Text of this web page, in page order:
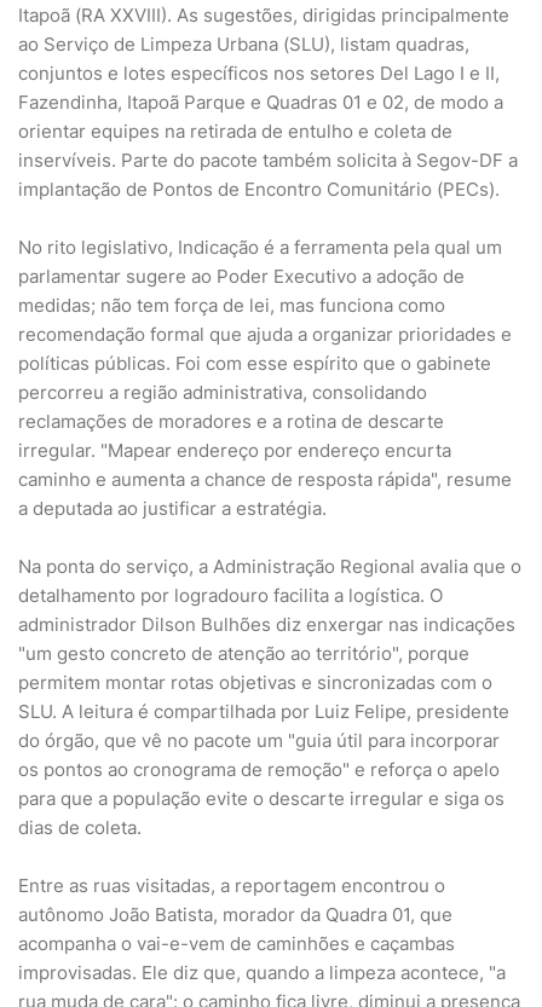
Itapoã (RA XXVIII). As sugestões, dirigidas principalmente
ao Serviço de Limpeza Urbana (SLU), listam quadras,
conjuntos e lotes específicos nos setores Del Lago I e II,
Fazendinha, Itapoã Parque e Quadras 01 e 02, de modo a
orientar equipes na retirada de entulho e coleta de
inservíveis. Parte do pacote também solicita à Segov-DF a
implantação de Pontos de Encontro Comunitário (PECs).
No rito legislativo, Indicação é a ferramenta pela qual um
parlamentar sugere ao Poder Executivo a adoção de
medidas; não tem força de lei, mas funciona como
recomendação formal que ajuda a organizar prioridades e
políticas públicas. Foi com esse espírito que o gabinete
percorreu a região administrativa, consolidando
reclamações de moradores e a rotina de descarte
irregular. "Mapear endereço por endereço encurta
caminho e aumenta a chance de resposta rápida", resume
a deputada ao justificar a estratégia.
Na ponta do serviço, a Administração Regional avalia que o
detalhamento por logradouro facilita a logística. O
administrador Dilson Bulhões diz enxergar nas indicações
"um gesto concreto de atenção ao território", porque
permitem montar rotas objetivas e sincronizadas com o
SLU. A leitura é compartilhada por Luiz Felipe, presidente
do órgão, que vê no pacote um "guia útil para incorporar
os pontos ao cronograma de remoção" e reforça o apelo
para que a população evite o descarte irregular e siga os
dias de coleta.
Entre as ruas visitadas, a reportagem encontrou o
autônomo João Batista, morador da Quadra 01, que
acompanha o vai-e-vem de caminhões e caçambas
improvisadas. Ele diz que, quando a limpeza acontece, "a
rua muda de cara": o caminho fica livre, diminui a presença